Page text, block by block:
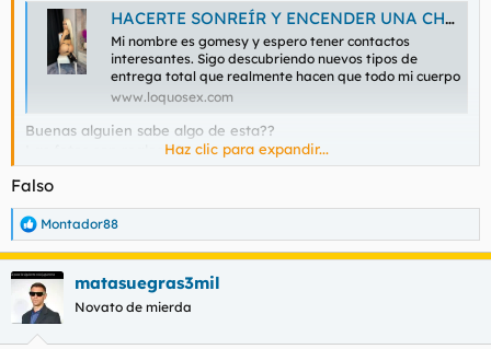
HACERTE SONREÍR Y ENCENDER UNA CHISPA DE PASIÓN - LOQUOSEX.COM
Mi nombre es gomesy y espero tener contactos
interesantes. Sigo descubriendo nuevos tipos de
entrega total que realmente hacen que todo mi cuerpo
www.loquosex.com
Buenas alguien sabe algo de esta??
Las fotos son reales ??Haz clic para expandir...
Falso
R
e
c
Montador88
matasuegras3mil
Novato de mierda